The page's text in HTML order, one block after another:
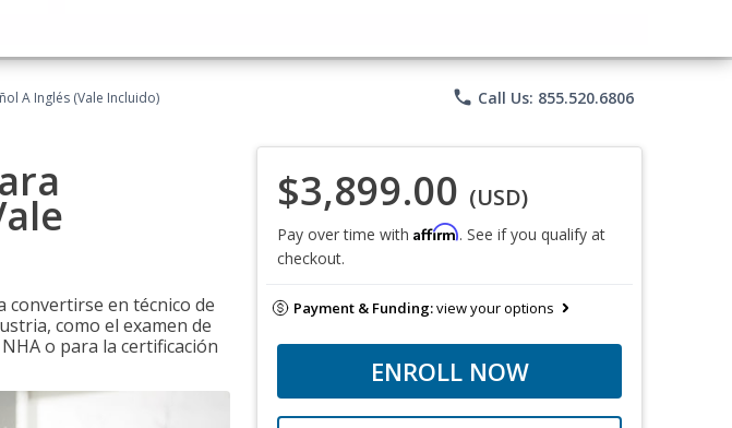
A Inglés (Vale Incluido) phone Call Us: 855.520.6806
convertirse en técnico de
como el examen de
o para la certificación
$3,899.00 (USD)
Pay over time with Affirm. See if you qualify at
checkout.
Payment & Funding:view your options
ENROLL NOW